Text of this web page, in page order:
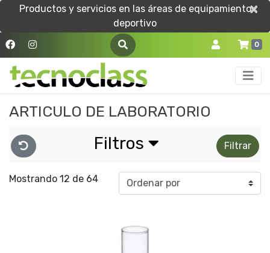
Productos y servicios en las áreas de equipamiento
deportivo
×
×
0
ARTICULO DE LABORATORIO
Filtros Filtrar
Mostrando 12 de 64